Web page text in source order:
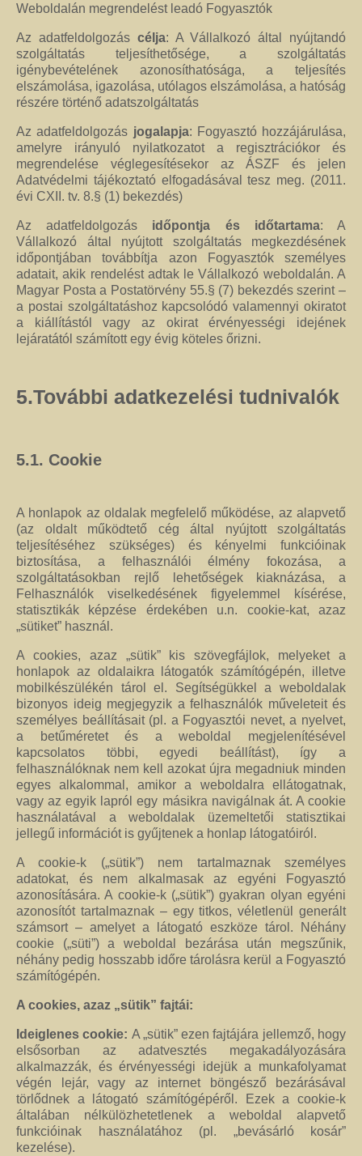
Weboldalán megrendelést leadó Fogyasztók
Az adatfeldolgozás célja: A Vállalkozó által nyújtandó
szolgáltatás teljesíthetősége, a szolgáltatás
igénybevételének azonosíthatósága, a teljesítés
elszámolása, igazolása, utólagos elszámolása, a hatóság
részére történő adatszolgáltatás
Az adatfeldolgozás jogalapja: Fogyasztó hozzájárulása,
amelyre irányuló nyilatkozatot a regisztrációkor és
megrendelése véglegesítésekor az ÁSZF és jelen
Adatvédelmi tájékoztató elfogadásával tesz meg. (2011.
évi CXII. tv. 8.§ (1) bekezdés)
Az adatfeldolgozás időpontja és időtartama: A
Vállalkozó által nyújtott szolgáltatás megkezdésének
időpontjában továbbítja azon Fogyasztók személyes
adatait, akik rendelést adtak le Vállalkozó weboldalán. A
Magyar Posta a Postatörvény 55.§ (7) bekezdés szerint –
a postai szolgáltatáshoz kapcsolódó valamennyi okiratot
a kiállítástól vagy az okirat érvényességi idejének
lejáratától számított egy évig köteles őrizni.
5.További adatkezelési tudnivalók
5.1. Cookie
A honlapok az oldalak megfelelő működése, az alapvető
(az oldalt működtető cég által nyújtott szolgáltatás
teljesítéséhez szükséges) és kényelmi funkcióinak
biztosítása, a felhasználói élmény fokozása, a
szolgáltatásokban rejlő lehetőségek kiaknázása, a
Felhasználók viselkedésének figyelemmel kísérése,
statisztikák képzése érdekében u.n. cookie-kat, azaz
„sütiket” használ.
A cookies, azaz „sütik” kis szövegfájlok, melyeket a
honlapok az oldalaikra látogatók számítógépén, illetve
mobilkészülékén tárol el. Segítségükkel a weboldalak
bizonyos ideig megjegyzik a felhasználók műveleteit és
személyes beállításait (pl. a Fogyasztói nevet, a nyelvet,
a betűméretet és a weboldal megjelenítésével
kapcsolatos többi, egyedi beállítást), így a
felhasználóknak nem kell azokat újra megadniuk minden
egyes alkalommal, amikor a weboldalra ellátogatnak,
vagy az egyik lapról egy másikra navigálnak át. A cookie
használatával a weboldalak üzemeltetői statisztikai
jellegű információt is gyűjtenek a honlap látogatóiról.
A cookie-k („sütik”) nem tartalmaznak személyes
adatokat, és nem alkalmasak az egyéni Fogyasztó
azonosítására. A cookie-k („sütik”) gyakran olyan egyéni
azonosítót tartalmaznak – egy titkos, véletlenül generált
számsort – amelyet a látogató eszköze tárol. Néhány
cookie („süti”) a weboldal bezárása után megszűnik,
néhány pedig hosszabb időre tárolásra kerül a Fogyasztó
számítógépén.
A cookies, azaz „sütik” fajtái:
Ideiglenes cookie: A „sütik” ezen fajtájára jellemző, hogy
elsősorban az adatvesztés megakadályozására
alkalmazzák, és érvényességi idejük a munkafolyamat
végén lejár, vagy az internet böngésző bezárásával
törlődnek a látogató számítógépéről. Ezek a cookie-k
általában nélkülözhetetlenek a weboldal alapvető
funkcióinak használatához (pl. „bevásárló kosár”
kezelése).